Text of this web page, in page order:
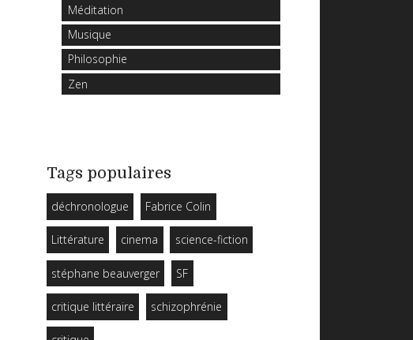
Méditation
Musique
Philosophie
Zen
Tags populaires
déchronologue Fabrice Colin
Littérature cinema science-fiction
stéphane beauverger SF
critique littéraire schizophrénie